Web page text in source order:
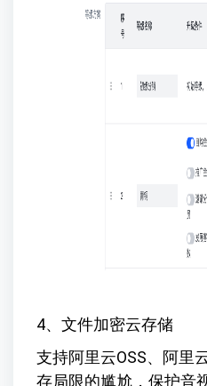
4、文件加密云存储
支持阿里云OSS、阿里
存局限的尴尬，保护音